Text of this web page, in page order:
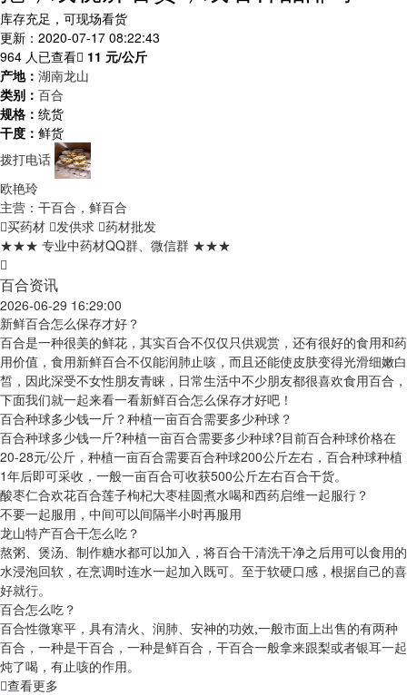
库存充足，可现场看货
更新：2020-07-17 08:22:43
964 人已查看
11 元/公斤
产地： 湖南龙山
类别： 百合
规格： 统货
干度： 鲜货
拨打电话
欧艳玲
主营：干百合，鲜百合
买药材 发供求 药材批发
★★★ 专业中药材QQ群、微信群 ★★★
百合资讯
2026-06-29 16:29:00
新鲜百合怎么保存才好？
百合是一种很美的鲜花，其实百合不仅仅只供观赏，还有很好的食用和药
用价值，食用新鲜百合不仅能润肺止咳，而且还能使皮肤变得光滑细嫩白
皙，因此深受不女性朋友青睐，日常生活中不少朋友都很喜欢食用百合，
下面我们就一起来看一看新鲜百合怎么保存才好吧！
百合种球多少钱一斤？种植一亩百合需要多少种球？
百合种球多少钱一斤?种植一亩百合需要多少种球?目前百合种球价格在
20-28元/公斤，种植一亩百合需要百合种球200公斤左右，百合种球种植
1年后即可采收，一般一亩百合可收获500公斤左右百合干货。
酸枣仁合欢花百合莲子枸杞大枣桂圆煮水喝和西药启维一起服行？
不要一起服用，中间可以间隔半小时再服用
龙山特产百合干怎么吃？
熬粥、煲汤、制作糖水都可以加入，将百合干清洗干净之后用可以食用的
水浸泡回软，在烹调时连水一起加入既可。至于软硬口感，根据自己的喜
好就行。
百合怎么吃？
百合性微寒平，具有清火、润肺、安神的功效,一般市面上出售的有两种
百合，一种是干百合，一种是鲜百合，干百合一般拿来跟梨或者银耳一起
炖了喝，有止咳的作用。
查看更多